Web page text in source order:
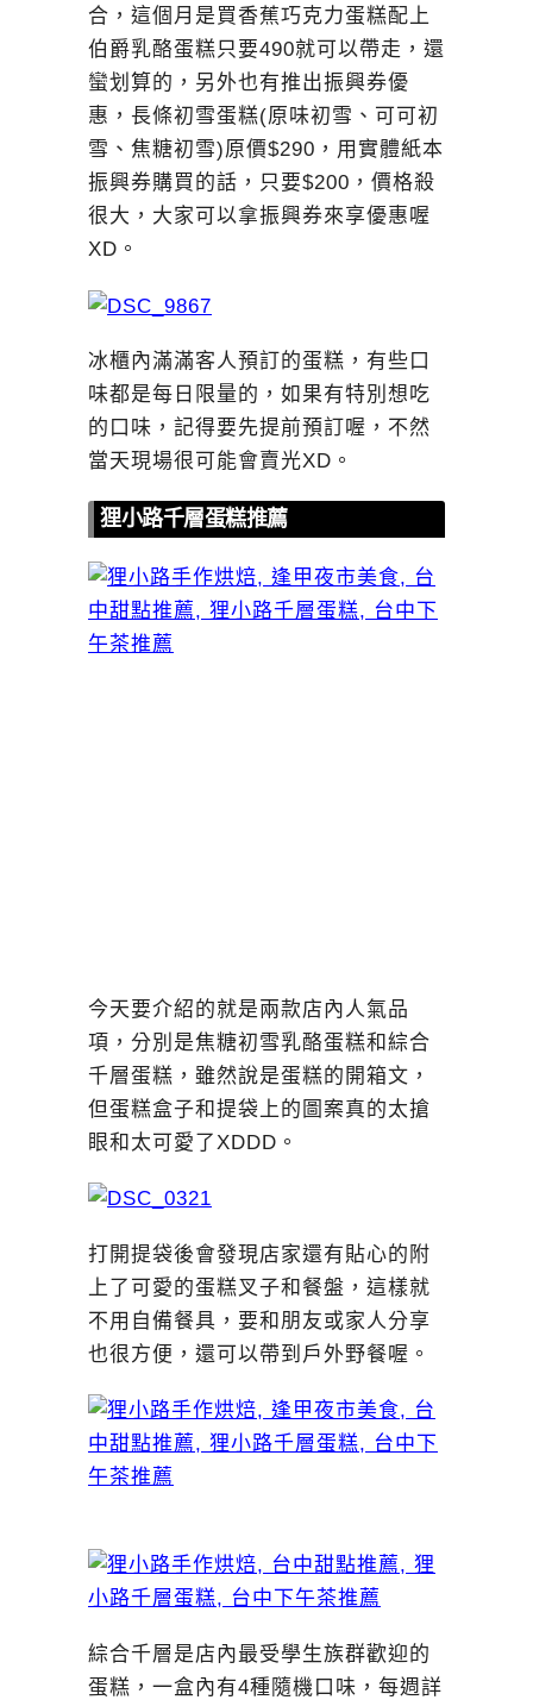
合，這個月是買香蕉巧克力蛋糕配上
伯爵乳酪蛋糕只要490就可以帶走，還
蠻划算的，另外也有推出振興券優
惠，長條初雪蛋糕(原味初雪、可可初
雪、焦糖初雪)原價$290，用實體紙本
振興券購買的話，只要$200，價格殺
很大，大家可以拿振興券來享優惠喔
XD。
冰櫃內滿滿客人預訂的蛋糕，有些口
味都是每日限量的，如果有特別想吃
的口味，記得要先提前預訂喔，不然
當天現場很可能會賣光XD。
狸小路千層蛋糕推薦
今天要介紹的就是兩款店內人氣品
項，分別是焦糖初雪乳酪蛋糕和綜合
千層蛋糕，雖然說是蛋糕的開箱文，
但蛋糕盒子和提袋上的圖案真的太搶
眼和太可愛了XDDD。
打開提袋後會發現店家還有貼心的附
上了可愛的蛋糕叉子和餐盤，這樣就
不用自備餐具，要和朋友或家人分享
也很方便，還可以帶到戶外野餐喔。
綜合千層是店內最受學生族群歡迎的
蛋糕，一盒內有4種隨機口味，每週詳